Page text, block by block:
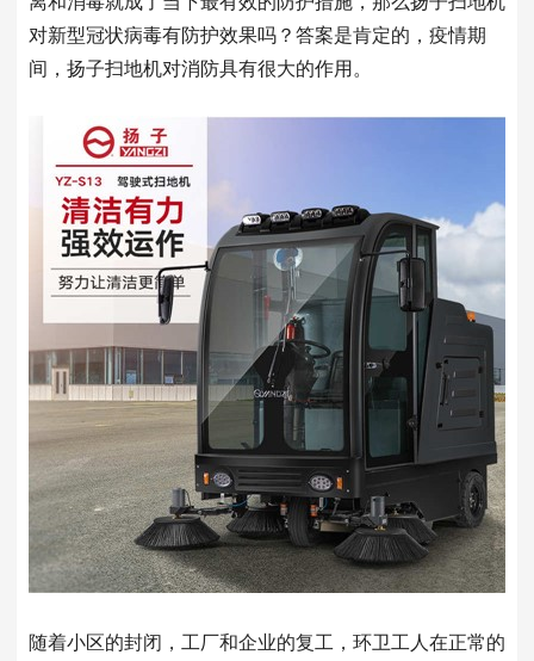
对新型冠状病毒有防护效果吗？答案是肯定的，疫情期
间，扬子扫地机对消防具有很大的作用。
随着小区的封闭，工厂和企业的复工，环卫工人在正常的